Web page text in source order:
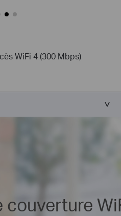
WiFi 4 (300 Mbps)
couverture